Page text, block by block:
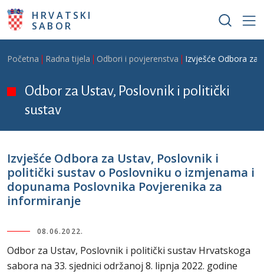
Skoči na glavni sadržaj
HRVATSKI
SABOR
Breadcrumb
Početna Radna tijela Odbori i povjerenstva Izvješće Odbora za
Odbor za Ustav, Poslovnik i politički
sustav
Izvješće Odbora za Ustav, Poslovnik i
politički sustav o Poslovniku o izmjenama i
dopunama Poslovnika Povjerenika za
informiranje
08.06.2022.
Odbor za Ustav, Poslovnik i politički sustav Hrvatskoga
sabora na 33. sjednici održanoj 8. lipnja 2022. godine